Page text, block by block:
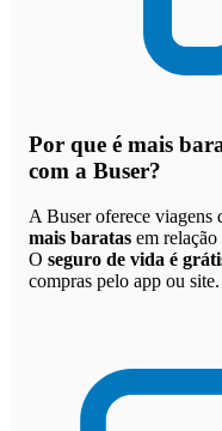
Por que é mais
com a Buser?
A Buser oferece viagens
mais baratas em
O seguro de vida é
compras pelo app ou site.